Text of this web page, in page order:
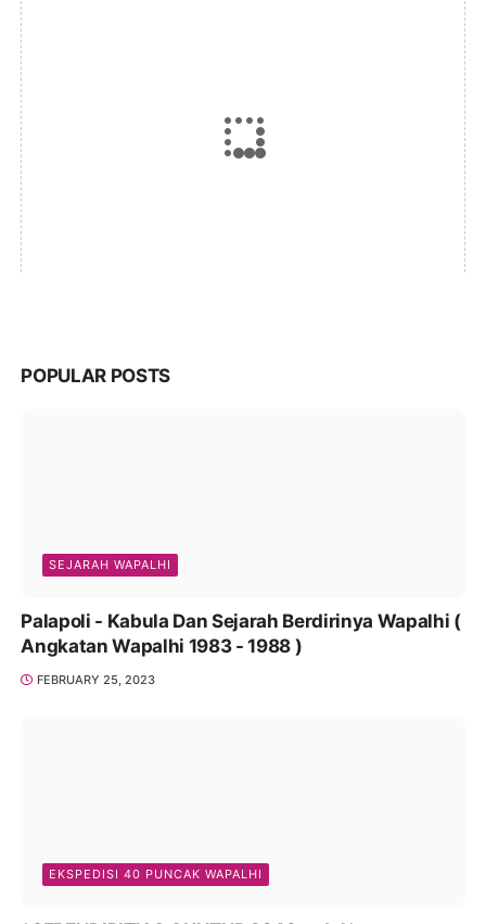
POPULAR POSTS
SEJARAH WAPALHI
Palapoli - Kabula Dan Sejarah Berdirinya Wapalhi (
Angkatan Wapalhi 1983 - 1988 )
FEBRUARY 25, 2023
EKSPEDISI 40 PUNCAK WAPALHI